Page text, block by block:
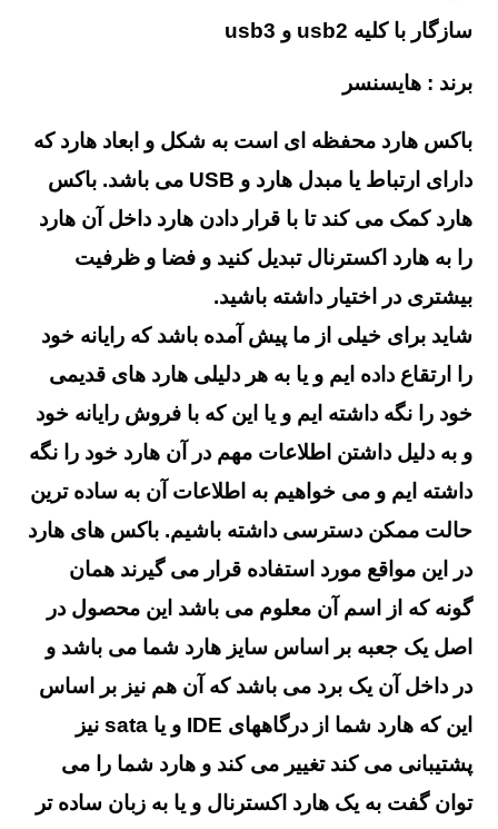
سازگار با کلیه usb2 و usb3
برند : هایسنسر
باکس هارد محفظه ای است به شکل و ابعاد هارد که
دارای ارتباط یا مبدل هارد و USB می باشد. باکس
هارد کمک می کند تا با قرار دادن هارد داخل آن هارد
را به هارد اکسترنال تبدیل کنید و فضا و ظرفیت
بیشتری در اختیار داشته باشید.
شاید برای خیلی از ما پیش آمده باشد که رایانه خود
را ارتقاع داده ایم و یا به هر دلیلی هارد های قدیمی
خود را نگه داشته ایم و یا این که با فروش رایانه خود
و به دلیل داشتن اطلاعات مهم در آن هارد خود را نگه
داشته ایم و می خواهیم به اطلاعات آن به ساده ترین
حالت ممکن دسترسی داشته باشیم. باکس های هارد
در این مواقع مورد استفاده قرار می گیرند همان
گونه که از اسم آن معلوم می باشد این محصول در
اصل یک جعبه بر اساس سایز هارد شما می باشد و
در داخل آن یک برد می باشد که آن هم نیز بر اساس
این که هارد شما از درگاههای IDE و یا sata نیز
پشتیبانی می کند تغییر می کند و هارد شما را می
توان گفت به یک هارد اکسترنال و یا به زبان ساده تر